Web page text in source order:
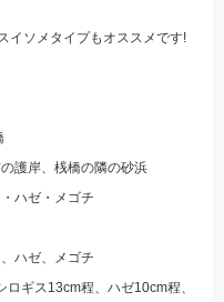
イソメタイプもオススメです!
護岸、桟橋の隣の砂浜
ハゼ・メゴチ
ハゼ、メゴチ
ロギス13cm程、ハゼ10cm程、